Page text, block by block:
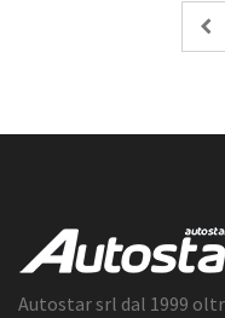
Autostar srl dal 1999